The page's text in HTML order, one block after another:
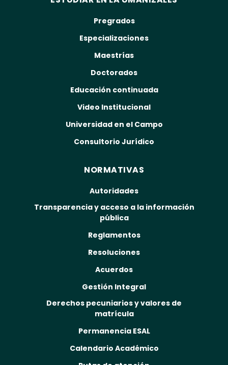
Pregrados
Especializaciones
Maestrías
Doctorados
Educación continuada
Video Institucional
Universidad en el Campo
Consultorio Jurídico
NORMATIVAS
Autoridades
Transparencia y acceso a la información
pública
Reglamentos
Resoluciones
Acuerdos
Gestión Integral
Derechos pecuniarios y valores de
matrícula
Permanencia ESAL
Calendario Académico